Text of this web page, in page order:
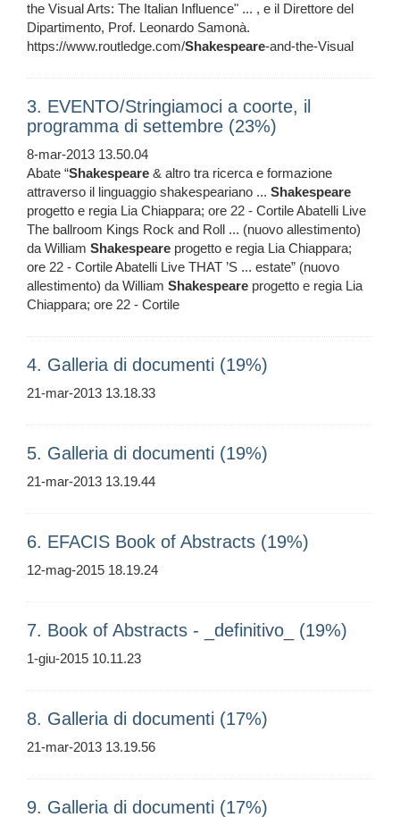
the Visual Arts: The Italian Influence" ... , e il Direttore del
Dipartimento, Prof. Leonardo Samonà.
https://www.routledge.com/Shakespeare-and-the-Visual
3. EVENTO/Stringiamoci a coorte, il
programma di settembre (23%)
8-mar-2013 13.50.04
Abate “Shakespeare & altro tra ricerca e formazione
attraverso il linguaggio shakespeariano ... Shakespeare
progetto e regia Lia Chiappara; ore 22 - Cortile Abatelli Live
The ballroom Kings Rock and Roll ... (nuovo allestimento)
da William Shakespeare progetto e regia Lia Chiappara;
ore 22 - Cortile Abatelli Live THAT ’S ... estate” (nuovo
allestimento) da William Shakespeare progetto e regia Lia
Chiappara; ore 22 - Cortile
4. Galleria di documenti (19%)
21-mar-2013 13.18.33
5. Galleria di documenti (19%)
21-mar-2013 13.19.44
6. EFACIS Book of Abstracts (19%)
12-mag-2015 18.19.24
7. Book of Abstracts - _definitivo_ (19%)
1-giu-2015 10.11.23
8. Galleria di documenti (17%)
21-mar-2013 13.19.56
9. Galleria di documenti (17%)